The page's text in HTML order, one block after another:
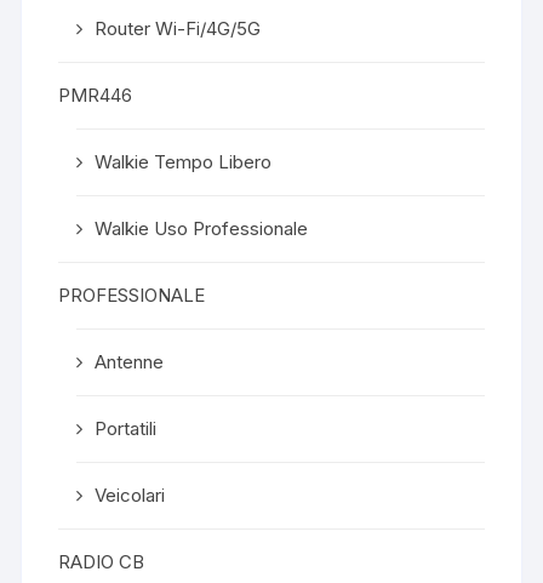
Router Wi-Fi/4G/5G
PMR446
Walkie Tempo Libero
Walkie Uso Professionale
PROFESSIONALE
Antenne
Portatili
Veicolari
RADIO CB